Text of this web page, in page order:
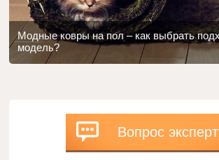
Модные ковры на пол – как выбрать
модель?
Вопрос